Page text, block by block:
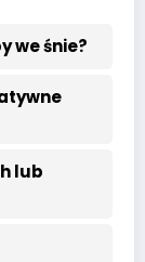
we śnie?
lub